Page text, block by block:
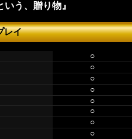
いう、贈り物』
レイ
○
○
○
○
○
○
○
○